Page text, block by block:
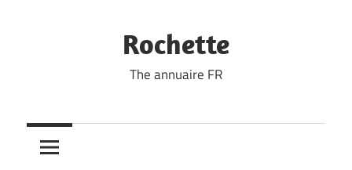
Rochette
The annuaire FR